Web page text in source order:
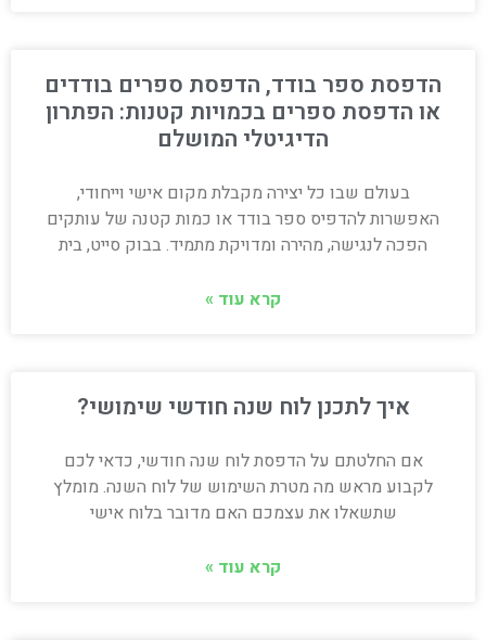
הדפסת ספר בודד, הדפסת ספרים בודדים
או הדפסת ספרים בכמויות קטנות: הפתרון
הדיגיטלי המושלם
בעולם שבו כל יצירה מקבלת מקום אישי וייחודי,
האפשרות להדפיס ספר בודד או כמות קטנה של עותקים
הפכה לנגישה, מהירה ומדויקת מתמיד. בבוק סייט, בית
קרא עוד »
איך לתכנן לוח שנה חודשי שימושי?
אם החלטתם על הדפסת לוח שנה חודשי, כדאי לכם
לקבוע מראש מה מטרת השימוש של לוח השנה. מומלץ
שתשאלו את עצמכם האם מדובר בלוח אישי
קרא עוד »